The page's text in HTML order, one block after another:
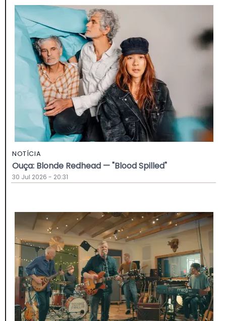
NOTÍCIA
Ouça: Blonde Redhead — "Blood Spilled"
30 Jul 2026 - 20:31